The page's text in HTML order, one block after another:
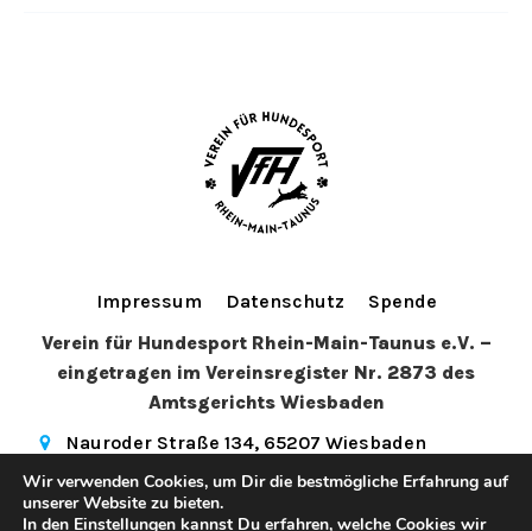
Impressum Datenschutz
Spende
Verein für Hundesport Rhein-Main-Taunus e.V. –
eingetragen im Vereinsregister Nr. 2873 des
Amtsgerichts Wiesbaden
Nauroder Straße 134, 65207 Wiesbaden
(+49) 179 5081972
info@vfhwi.de
hundesport_wiesbaden
Wir verwenden Cookies, um Dir die bestmögliche Erfahrung auf
unserer Website zu bieten.
In den Einstellungen kannst Du erfahren, welche Cookies wir